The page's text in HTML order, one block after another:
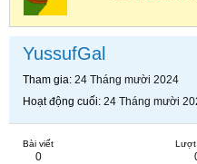
YussufGal
Tham gia 24 Tháng mười 2024
Hoạt động cuối 24 Tháng mười
Bài viết
0
Lượt